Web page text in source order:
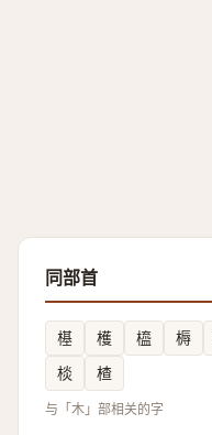
同部首
樭 檴 橀 槈
棪
楂
与「木」部相关的字